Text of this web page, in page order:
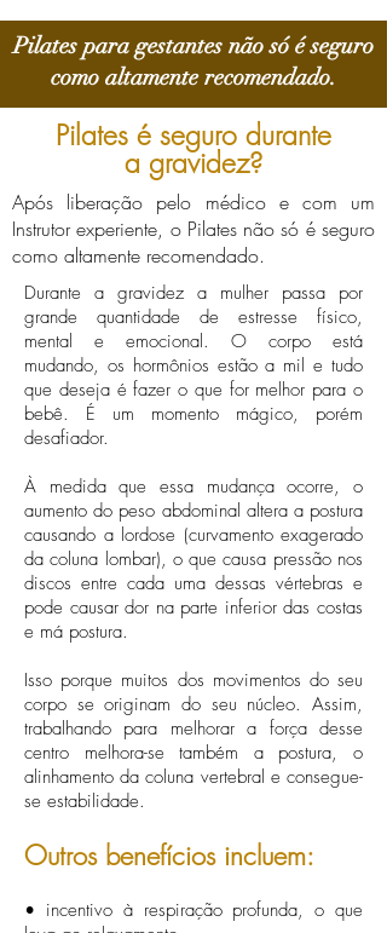
Pilates para gestantes não só é seguro
como altamente recomendado.
Pilates é seguro durante
a gravidez?
Após liberação pelo médico e com um
Instrutor experiente, o Pilates não só é seguro
como altamente recomendado.
Durante a gravidez a mulher passa por
grande quantidade de estresse físico,
mental e emocional. O corpo está
mudando, os hormônios estão a mil e tudo
que deseja é fazer o que for melhor para o
bebê. É um momento mágico, porém
desafiador.
À medida que essa mudança ocorre, o
aumento do peso abdominal altera a postura
causando a lordose (curvamento exagerado
da coluna lombar), o que causa pressão nos
discos entre cada uma dessas vértebras e
pode causar dor na parte inferior das costas
e má postura.
Isso porque muitos dos movimentos do seu
corpo se originam do seu núcleo. Assim,
trabalhando para melhorar a força desse
centro melhora-se também a postura, o
alinhamento da coluna vertebral e consegue-
se estabilidade.
Outros benefícios incluem:
• incentivo à respiração profunda, o que